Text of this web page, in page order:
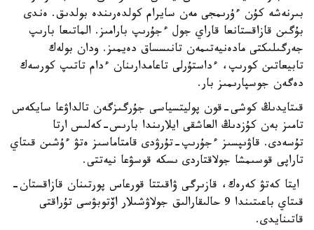
بىرنەشە كۇن ءۇرىمجى مەن سايرام كولدەرىندە بولدىق. ەندى
بۇگىن قازاقستانعا قاراي جول ءجۇرىپ بارامىز. الماتىعا بارىپ
جەرگىلىكتى مادەنيەتىمەن تانىسساق دەيمىز. ودان بولەك
تابيعاتىن كورىپ، ءداستۇرلى تاعامدارىنان ءدام تاتىپ كورسەك
دەگەن جوسپارىمىز بار.
قىتايدىڭ كوشى-قون پوليتسياسى جۇرگىزگەن تالداۋعا سايكەس
تامىز بەن كۇزدىڭ العاشقى ايلارىندا بارىس-كەلىس ارتا
تۇسەدى. قاۋىپسىز ءجۇرىپ-تۇرۋدى قامتاماسىز ەتۋ ءۇشىن قىتاي
تاراپى قوسىمشا جولاقتاردى ىسكە قوسۋعا نيەتتى.
ايتا كەتۋ كەرەك، قازىرگى ۋاقىتتا قورعاس پورتىنان قازاقستان-
قىتاي باعىتىندا 9 حالىقارالىق جولاۋشىلار اۆتوبۋسى تۇراقتى
قاتىنايدى.